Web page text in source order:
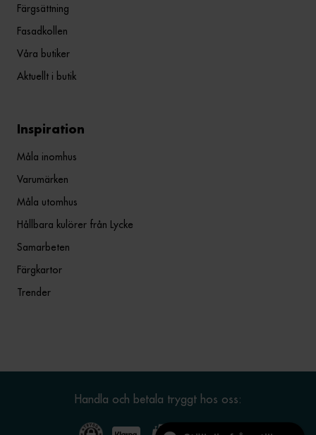
Färgsättning
Fasadkollen
Våra butiker
Aktuellt i butik
Inspiration
Måla inomhus
Varumärken
Måla utomhus
Hållbara kulörer från Lycke
Samarbeten
Färgkartor
Trender
Handla och betala tryggt hos oss: